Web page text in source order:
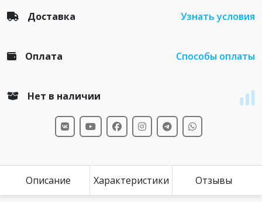
Доставка Узнать условия
Оплата Способы оплаты
Нет в наличии
Описание Характеристики Отзывы